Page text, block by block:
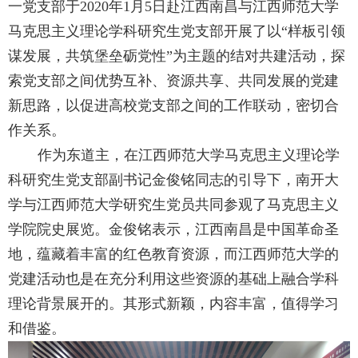
一党支部于2020年1 月 5 日赴江西南昌与江西师范大学
马克思主义理论学科研究生党支部开展了以“样板引领
谋发展，共筑堡垒砺党性”为主题的结对共建活动，探
索党支部之间优势互补、资源共享、共同发展的党建
新思路，以促进高校党支部之间的工作联动，密切合
作关系。
作为东道主，在江西师范大学马克思主义理论学
科研究生党支部副书记金俊铭同志的引导下，南开大
学与江西师范大学研究生党员共同参观了马克思主义
学院院史展览。金俊铭表示，江西南昌是中国革命圣
地，蕴藏着丰富的红色教育资源，而江西师范大学的
党建活动也是在充分利用这些资源的基础上融合学科
理论背景展开的。其形式新颖，内容丰富，值得学习
和借鉴。